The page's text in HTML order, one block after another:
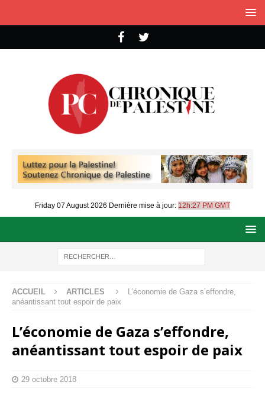
Friday 07 August 2026 Dernière mise à jour: 12h:27 PM GMT
ACCUEIL ARTICLES
L’économie de Gaza s’effondre,
anéantissant tout espoir de paix
L’économie de Gaza s’effondre,
anéantissant tout espoir de paix
29 octobre 2018